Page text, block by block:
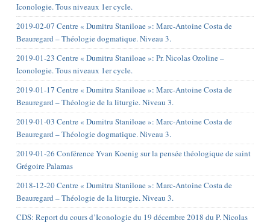
Iconologie. Tous niveaux 1er cycle.
2019-02-07 Centre « Dumitru Staniloae »: Marc-Antoine Costa de
Beauregard – Théologie dogmatique. Niveau 3.
2019-01-23 Centre « Dumitru Staniloae »: Pr. Nicolas Ozoline –
Iconologie. Tous niveaux 1er cycle.
2019-01-17 Centre « Dumitru Staniloae »: Marc-Antoine Costa de
Beauregard – Théologie de la liturgie. Niveau 3.
2019-01-03 Centre « Dumitru Staniloae »: Marc-Antoine Costa de
Beauregard – Théologie dogmatique. Niveau 3.
2019-01-26 Conférence Yvan Koenig sur la pensée théologique de saint
Grégoire Palamas
2018-12-20 Centre « Dumitru Staniloae »: Marc-Antoine Costa de
Beauregard – Théologie de la liturgie. Niveau 3.
CDS: Report du cours d’Iconologie du 19 décembre 2018 du P. Nicolas